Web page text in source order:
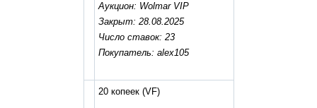
Аукцион: Wolmar VIP
Закрыт: 28.08.2025
Число ставок: 23
Покупатель: alex105
20 копеек(VF)